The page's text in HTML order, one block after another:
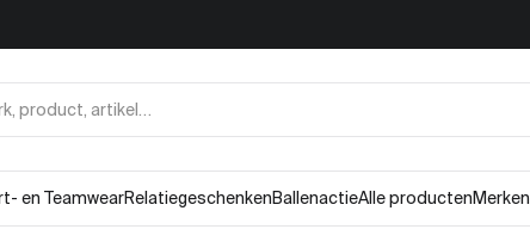
en TeamwearRelatiegeschenkenBallenactieAlle productenMerken